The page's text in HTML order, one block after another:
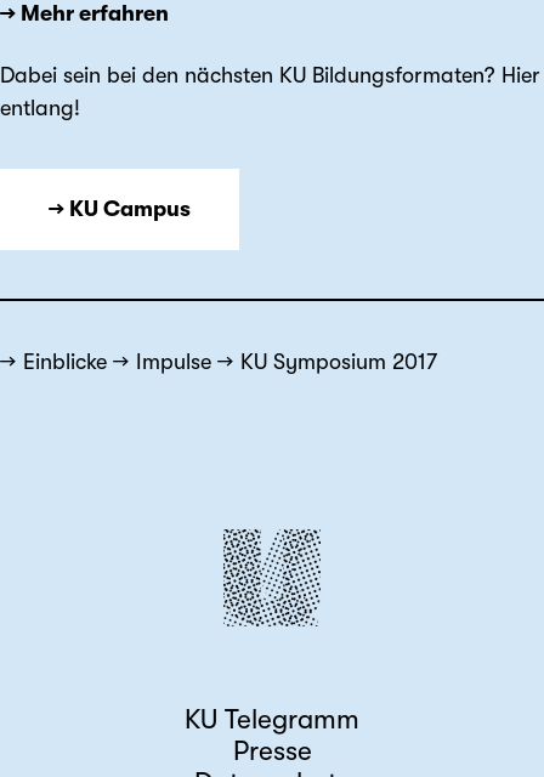
→ Mehr erfahren
Dabei sein bei den nächsten KU Bildungsformaten? Hier
entlang!
→ KU Campus
Einblicke Impulse KU Symposium 2017